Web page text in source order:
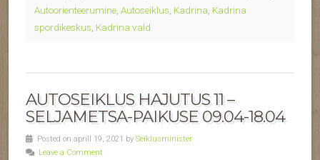
Autoorienteerumine, Autoseiklus, Kadrina, Kadrina
spordikeskus, Kadrina vald
AUTOSEIKLUS HAJUTUS 11 –
SELJAMETSA-PAIKUSE 09.04-18.04
Posted on aprill 19, 2021 by Seiklusminister
Leave a Comment